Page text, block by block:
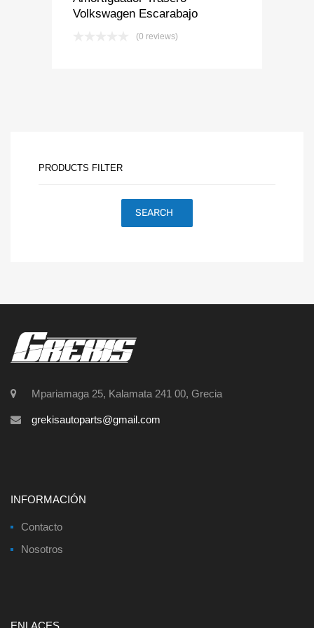
Volkswagen Escarabajo
(0 reviews)
PRODUCTS FILTER
SEARCH
Mpariamaga 25, Kalamata 241 00, Grecia
grekisautoparts@gmail.com
INFORMACIÓN
Contacto
Nosotros